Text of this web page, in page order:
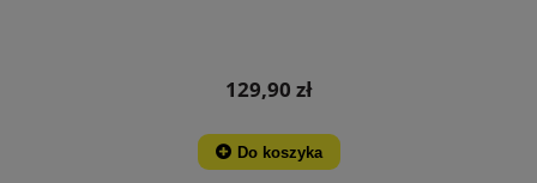
129,90 zł
Do koszyka